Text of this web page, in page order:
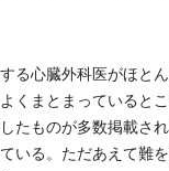
る心臓外科医がほと
くまとまっていると
たものが多数掲載さ
いる。ただあえて難